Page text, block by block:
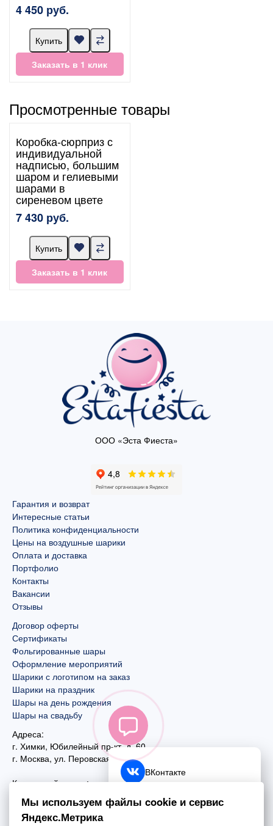
4 450 руб.
Купить
Заказать в 1 клик
Просмотренные товары
Коробка-сюрприз с
индивидуальной
надписью, большим
шаром и гелиевыми
шарами в
сиреневом цвете
7 430 руб.
Купить
Заказать в 1 клик
ООО «Эста Фиеста»
Гарантия и возврат
Интересные статьи
Политика конфиденциальности
Цены на воздушные шарики
Оплата и доставка
Портфолио
Контакты
Вакансии
Отзывы
Договор оферты
Сертификаты
Фольгированные шары
Оформление мероприятий
Шарики с логотипом на заказ
Шарики на праздник
Шары на день рождения
Шары на свадьбу
Адреса:
г. Химки, Юбилейный пр-кт, д. 60
г. Москва, ул. Перовская, д. 59
Контактный номер:
+7 (495) 970-44-75
ВКонтакте
Telegram
Мы используем файлы cookie и сервис
Яндекс.Метрика